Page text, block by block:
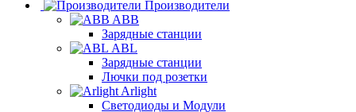
Производители
ABB
Зарядные станции
ABL
Зарядные станции
Лючки под розетки
Arlight
Светодиоды и Модули